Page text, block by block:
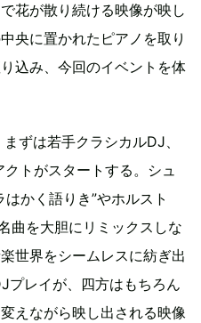
花が散り続ける映像が映し
央に置かれたピアノを取り
込み、今回のイベントを体
ずは若手クラシカルDJ、
トがスタートする。シュ
かく語りき”やホルスト
曲を大胆にリミックスしな
世界をシームレスに紡ぎ出
プレイが、四方はもちろん
えながら映し出される映像